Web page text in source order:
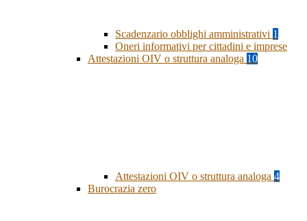
Scadenzario obblighi amministrativi 1
Oneri informativi per cittadini e imprese
Attestazioni OIV o struttura analoga 10
Attestazioni OIV o struttura analoga 4
Burocrazia zero